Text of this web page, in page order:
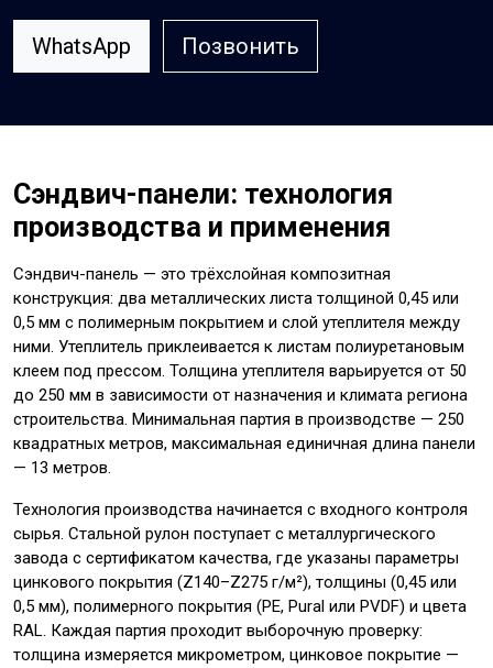
WhatsApp Позвонить
Сэндвич-панели: технология
производства и применения
Сэндвич-панель — это трёхслойная композитная
конструкция: два металлических листа толщиной 0,45 или
0,5 мм с полимерным покрытием и слой утеплителя между
ними. Утеплитель приклеивается к листам полиуретановым
клеем под прессом. Толщина утеплителя варьируется от 50
до 250 мм в зависимости от назначения и климата региона
строительства. Минимальная партия в производстве — 250
квадратных метров, максимальная единичная длина панели
— 13 метров.
Технология производства начинается с входного контроля
сырья. Стальной рулон поступает с металлургического
завода с сертификатом качества, где указаны параметры
цинкового покрытия (Z140–Z275 г/м²), толщины (0,45 или
0,5 мм), полимерного покрытия (PE, Pural или PVDF) и цвета
RAL. Каждая партия проходит выборочную проверку:
толщина измеряется микрометром, цинковое покрытие —